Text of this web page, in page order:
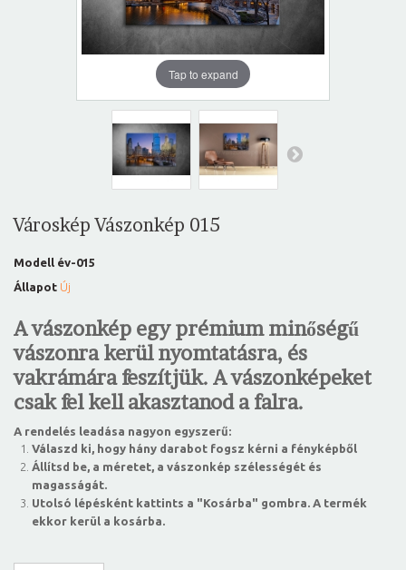
Tap to expand
Városkép Vászonkép 015
Modell év-015
Állapot Új
A vászonkép egy prémium minőségű
vászonra kerül nyomtatásra, és
vakrámára feszítjük. A vászonképeket
csak fel kell akasztanod a falra.
A rendelés leadása nagyon egyszerű:
Válaszd ki, hogy hány darabot fogsz kérni a fényképből
Állítsd be, a méretet, a vászonkép szélességét és
magasságát.
Utolsó lépésként kattints a "Kosárba" gombra. A termék
ekkor kerül a kosárba.